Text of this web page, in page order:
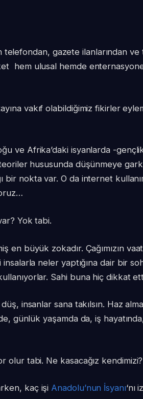
telefondan, gazete ilanlarından
hem ulusal hemde
vakıf olabildiğimiz fikirler
ve Afrika’daki isyanlarda -
hususunda düşünmeye
bir nokta var. O da internet
Yok tabi.
en büyük zokadır. Çağımızın
neler yaptığına dair bir
Sahi buna hiç dikkat
insanlar sana takılsın. Haz
günlük yaşamda da, iş
tabi. Ne kasacağız kendimizi?
kaç işi Anadolu’nun İsyanı‘nı